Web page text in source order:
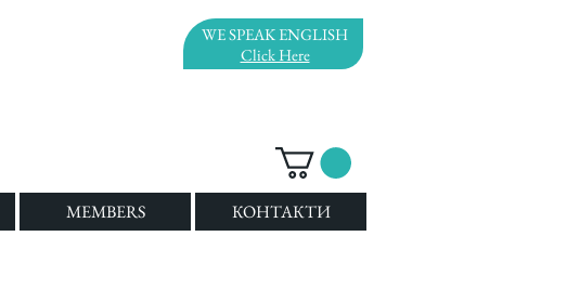
WE SPEAK ENGLISH
Click Here
MEMBERS КОНТАКТИ